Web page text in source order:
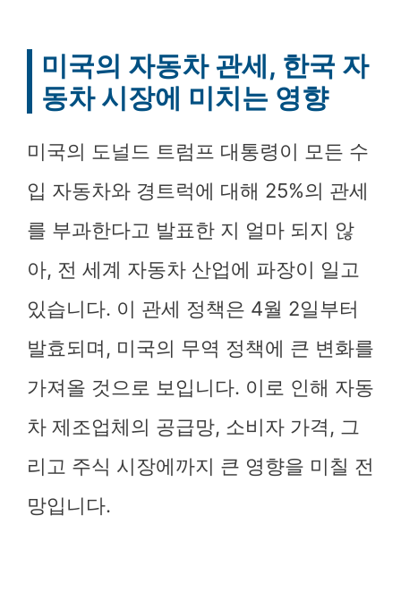
미국의 자동차 관세, 한국 자
동차 시장에 미치는 영향
미국의 도널드 트럼프 대통령이 모든 수
입 자동차와 경트럭에 대해 25%의 관세
를 부과한다고 발표한 지 얼마 되지 않
아, 전 세계 자동차 산업에 파장이 일고
있습니다. 이 관세 정책은 4월 2일부터
발효되며, 미국의 무역 정책에 큰 변화를
가져올 것으로 보입니다. 이로 인해 자동
차 제조업체의 공급망, 소비자 가격, 그
리고 주식 시장에까지 큰 영향을 미칠 전
망입니다.